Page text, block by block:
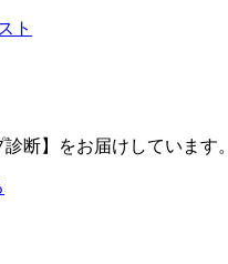
ト
断】をお届けしています。